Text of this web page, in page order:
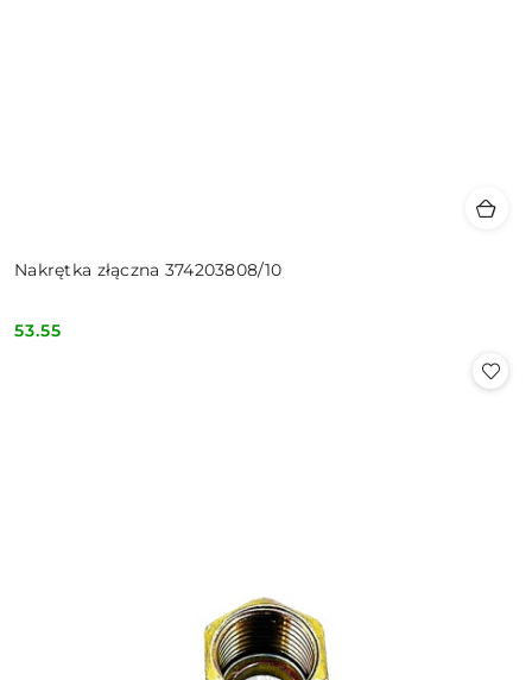
Nakrętka złączna 374203808/10
Cena:
53.55